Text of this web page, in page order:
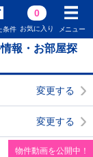
条件
0
お気に入り メニュー
報・お部屋探
変更する
変更する
物件動画を公開中！